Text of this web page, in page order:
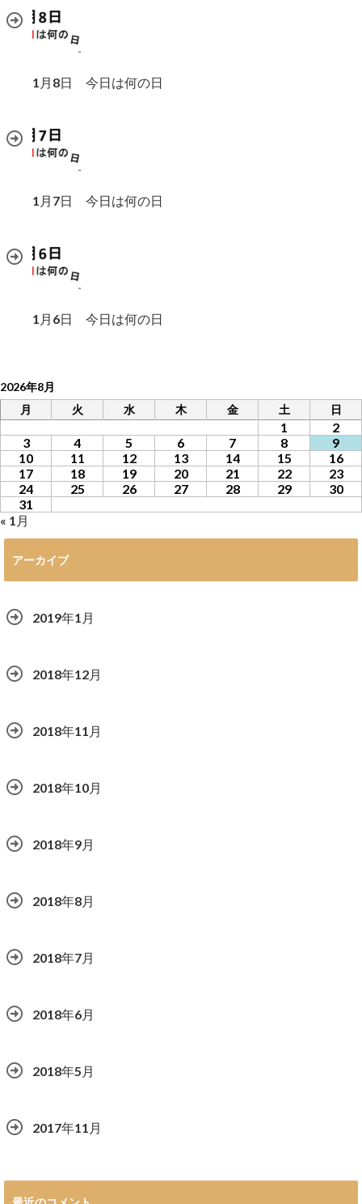
1月8日 今日は何の日
1月7日 今日は何の日
1月6日 今日は何の日
2026年8月
月
火 水 木 金 土 日
1
2
3
4 5 6 7 8
9
10
11 12 13 14 15
16
17
18 19 20 21 22
23
24
25 26 27 28 29
30
31
« 1月
アーカイブ
2019年1月
2018年12月
2018年11月
2018年10月
2018年9月
2018年8月
2018年7月
2018年6月
2018年5月
2017年11月